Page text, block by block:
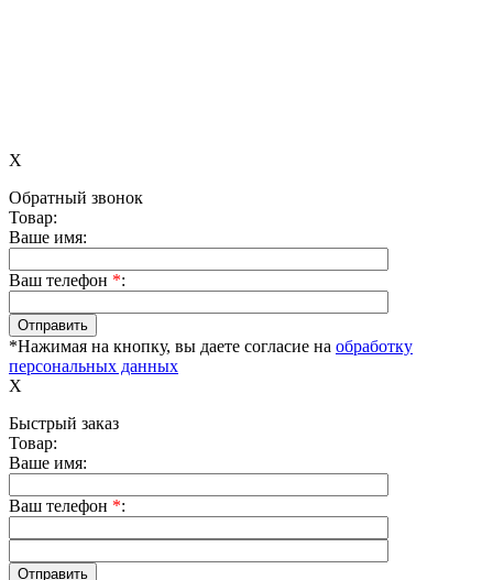
X
Обратный звонок
Товар:
Ваше имя:
Ваш телефон *:
*Нажимая на кнопку, вы даете согласие на обработку
персональных данных
X
Быстрый заказ
Товар:
Ваше имя:
Ваш телефон *: